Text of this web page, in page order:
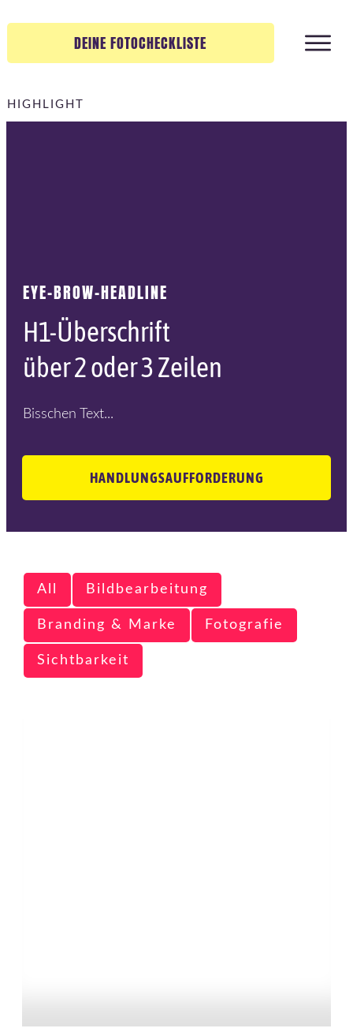
DEINE FOTOCHECKLISTE
HIGHLIGHT
EYE-BROW-HEADLINE
H1-Überschrift
über 2 oder 3 Zeilen
Bisschen Text...
HANDLUNGSAUFFORDERUNG
All Bildbearbeitung
Branding & Marke Fotografie
Sichtbarkeit